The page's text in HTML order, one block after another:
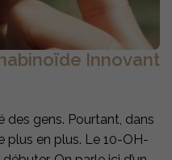
Innovant
des gens. Pourtant, dans
plus en plus. Le 10-OH-